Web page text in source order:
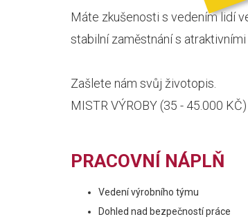
Máte zkušenosti s vedením lidí
stabilní zaměstnání s
Zašlete nám svůj životopis.
MISTR VÝROBY (35 - 45.000 KČ)
PRACOVNÍ NÁPLŇ
Vedení výrobního týmu
Dohled nad bezpečností práce